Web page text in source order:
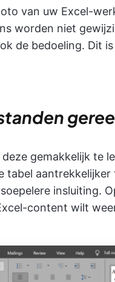
van uw Excel-
worden niet
de bedoeling. Dit
gemakkelijk te
tabel aantrekkelijker
insluiting.
content wilt